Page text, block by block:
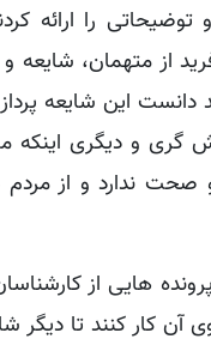
توضیحاتی را
از متهمان،
دانست این شایعه
دیگری اینکه ما
صحت ندارد و از
پرونده هایی از
آن کار کنند تا دیگر